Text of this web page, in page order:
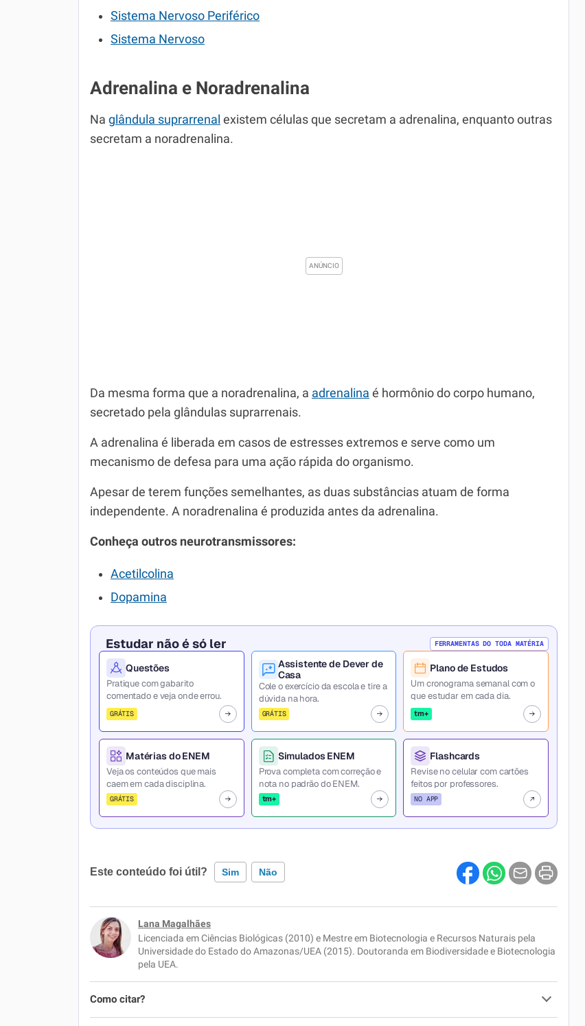
Sistema Nervoso Periférico
Sistema Nervoso
Adrenalina e Noradrenalina
Na glândula suprarrenal existem células que secretam a adrenalina, enquanto outras
secretam a noradrenalina.
Da mesma forma que a noradrenalina, a adrenalina é hormônio do corpo humano,
secretado pela glândulas suprarrenais.
A adrenalina é liberada em casos de estresses extremos e serve como um
mecanismo de defesa para uma ação rápida do organismo.
Apesar de terem funções semelhantes, as duas substâncias atuam de forma
independente. A noradrenalina é produzida antes da adrenalina.
Conheça outros neurotransmissores:
Acetilcolina
Dopamina
Estudar não é só ler FERRAMENTAS DO TODA MATÉRIA
Questões
Pratique com gabarito
comentado e veja onde errou.
GRÁTIS
Assistente de Dever de
Casa
Cole o exercício da escola e tire a
dúvida na hora.
GRÁTIS
Plano de Estudos
Um cronograma semanal com o
que estudar em cada dia.
tm+
Matérias do ENEM
Veja os conteúdos que mais
caem em cada disciplina.
GRÁTIS
Simulados ENEM
Prova completa com correção e
nota no padrão do ENEM.
tm+
Flashcards
Revise no celular com cartões
feitos por professores.
NO APP
Este conteúdo foi útil? Sim Não
Este conteúdo contém informação incorreta
Este conteúdo não tem a informação que procuro
Outro
Lana Magalhães
Licenciada em Ciências Biológicas (2010) e Mestre em Biotecnologia e Recursos Naturais pela
Universidade do Estado do Amazonas/UEA (2015). Doutoranda em Biodiversidade e Biotecnologia
pela UEA.
Como citar?